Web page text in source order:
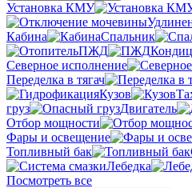
Установка КМУ
Кабина
Спальник
ПЖД
Северное исполнение
Переделка в тягач
Кузов
груз
Двигатель
Отбор мощности
Фары и освещение
Топливный бак
Лебедка
Посмотреть все